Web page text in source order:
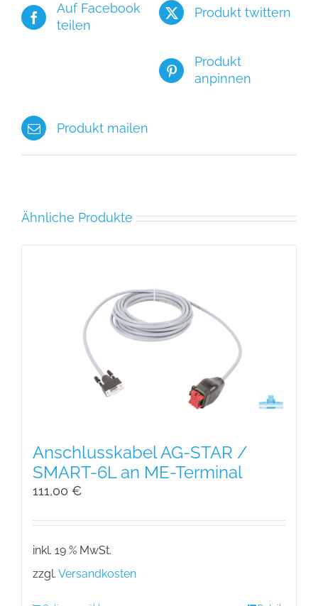
Auf Facebook
teilen
Produkt twittern
Produkt
anpinnen
Produkt mailen
Ähnliche Produkte
Anschlusskabel AG-STAR /
SMART-6L an ME-Terminal
111,00 €
inkl. 19 % MwSt.
zzgl. Versandkosten